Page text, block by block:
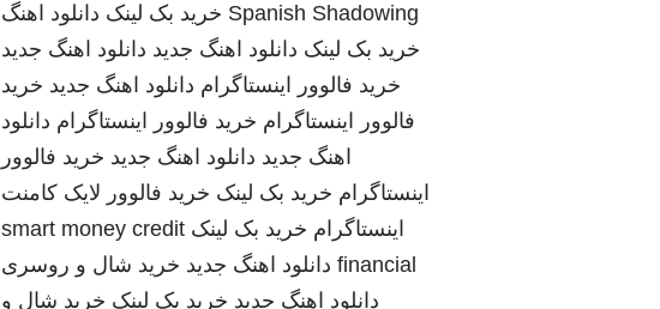
Spanish Shadowing خرید بک لینک دانلود اهنگ
خرید بک لینک دانلود اهنگ جدید دانلود اهنگ جدید
خرید فالوور اینستاگرام دانلود اهنگ جدید خرید
فالوور اینستاگرام خرید فالوور اینستاگرام دانلود
اهنگ جدید دانلود اهنگ جدید خرید فالوور
اینستاگرام خرید بک لینک خرید فالوور لایک کامنت
اینستاگرام خرید بک لینک smart money credit
financial دانلود اهنگ جدید خرید شال و روسری
دانلود اهنگ جدید خرید بک لینک خرید شال و